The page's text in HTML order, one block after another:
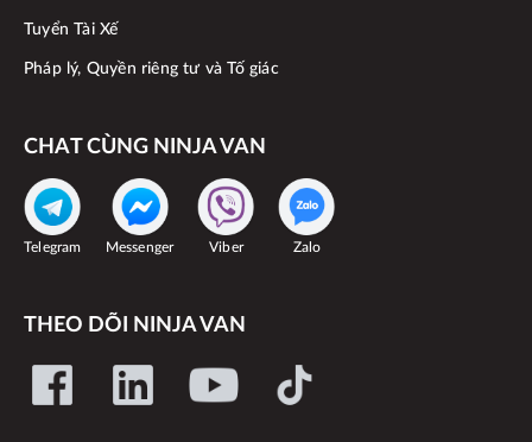
Tuyển Tài Xế
Pháp lý, Quyền riêng tư và Tố giác
CHAT CÙNG NINJA VAN
Telegram Messenger Viber Zalo
THEO DÕI NINJA VAN